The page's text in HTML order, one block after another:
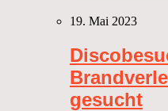
19. Mai 2023
gesucht